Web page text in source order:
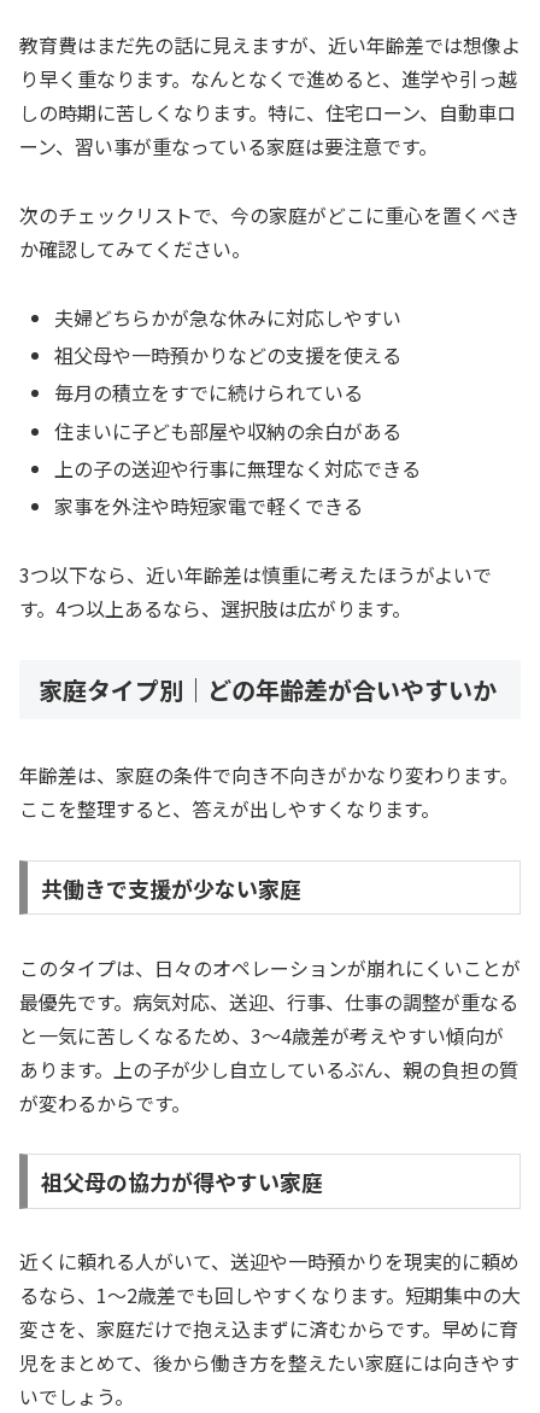
教育費はまだ先の話に見えますが、近い年齢差では想像よ
り早く重なります。なんとなくで進めると、進学や引っ越
しの時期に苦しくなります。特に、住宅ローン、自動車ロ
ーン、習い事が重なっている家庭は要注意です。
次のチェックリストで、今の家庭がどこに重心を置くべき
か確認してみてください。
夫婦どちらかが急な休みに対応しやすい
祖父母や一時預かりなどの支援を使える
毎月の積立をすでに続けられている
住まいに子ども部屋や収納の余白がある
上の子の送迎や行事に無理なく対応できる
家事を外注や時短家電で軽くできる
3つ以下なら、近い年齢差は慎重に考えたほうがよいで
す。4つ以上あるなら、選択肢は広がります。
家庭タイプ別｜どの年齢差が合いやすいか
年齢差は、家庭の条件で向き不向きがかなり変わります。
ここを整理すると、答えが出しやすくなります。
共働きで支援が少ない家庭
このタイプは、日々のオペレーションが崩れにくいことが
最優先です。病気対応、送迎、行事、仕事の調整が重なる
と一気に苦しくなるため、3〜4歳差が考えやすい傾向が
あります。上の子が少し自立しているぶん、親の負担の質
が変わるからです。
祖父母の協力が得やすい家庭
近くに頼れる人がいて、送迎や一時預かりを現実的に頼め
るなら、1〜2歳差でも回しやすくなります。短期集中の大
変さを、家庭だけで抱え込まずに済むからです。早めに育
児をまとめて、後から働き方を整えたい家庭には向きやす
いでしょう。